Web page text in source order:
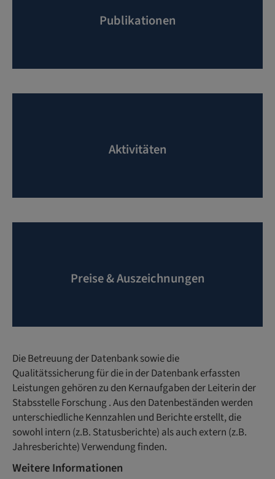
Publikationen
Aktivitäten
Preise & Auszeichnungen
Die Betreuung der Datenbank sowie die
Qualitätssicherung für die in der Datenbank erfassten
Leistungen gehören zu den Kernaufgaben der Leiterin der
Stabsstelle Forschung . Aus den Datenbeständen werden
unterschiedliche Kennzahlen und Berichte erstellt, die
sowohl intern (z.B. Statusberichte) als auch extern (z.B.
Jahresberichte) Verwendung finden.
Weitere Informationen